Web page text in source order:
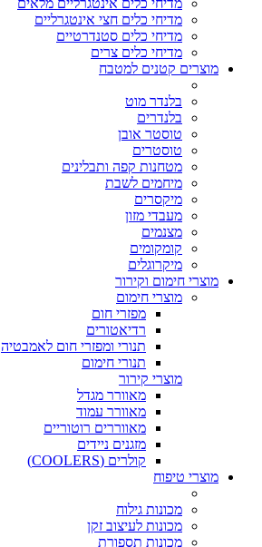
מדיחי כלים אינטגרליים מלאים
מדיחי כלים חצי אינטגרליים
מדיחי כלים סטנדרטיים
מדיחי כלים צרים
מוצרים קטנים למטבח
בלנדר מוט
בלנדרים
טוסטר אובן
טוסטרים
מטחנות קפה ותבלינים
מיחמים לשבת
מיקסרים
מעבדי מזון
מצנמים
קומקומים
מיקרוגלים
מוצרי חימום וקירור
מוצרי חימום
מפזרי חום
רדיאטורים
תנורי ומפזרי חום לאמבטיה
תנורי חימום
מוצרי קירור
מאוורר מגדל
מאוורר עמוד
מאווררים רוטוריים
מזגנים ניידים
קולרים (COOLERS)
מוצרי טיפוח
מכונות גילוח
מכונות לעיצוב זקן
מכונות תספורת